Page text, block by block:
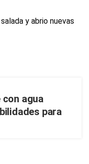
agua
para